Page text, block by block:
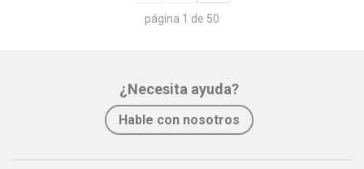
página 1 de 50
¿Necesita ayuda?
Hable con nosotros